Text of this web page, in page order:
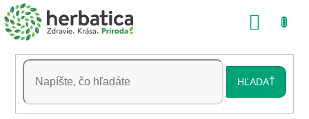
Prejsť
na
obsah
HĽADAŤ